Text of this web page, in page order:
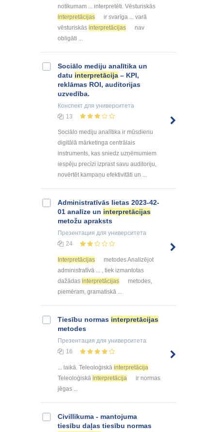
notikumam ... interpretēti. Vēsturiskās
interpretācijas
ir svarīga ... varā
vēsturiskās interpretācijas
nav
obligāti ...
Sociālo mediju analītika un
datu interpretācija – KPI,
reklāmas ROI, auditorijas
uzvedība.
Конспект для университета
13
Sociālo mediju analītika ir mūsdienu
digitālā mārketinga centrālais
instruments, kas sniedz uzņēmumiem
iespēju precīzi izprast savu auditoriju,
novērtēt kampaņu efektivitāti un ...
Administratīvās lietas 2023-42-
01 analīze un interpretācijas
metožu apraksts
Презентация для университета
24
Interpretācijas
metodes Analizējot
administratīvā ... , tiek izmantotas
dažādas interpretācijas
metodes,
piemēram, gramatiskā ...
Tiesību normas interpretācijas
metodes
Презентация для университета
16
... laikā. Teleoloģiskā interpretācija
Teleoloģiskā interpretācija
ir normas
jēgas ...
Civillikuma - mantojuma
tiesību daļas tiesību normas